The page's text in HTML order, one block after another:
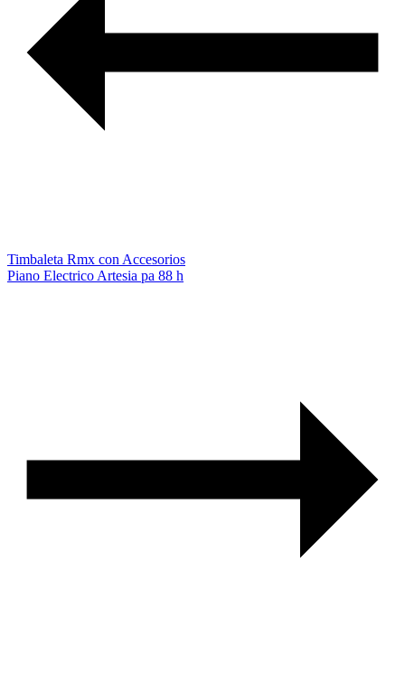
Timbaleta Rmx con Accesorios
Piano Electrico Artesia pa 88 h